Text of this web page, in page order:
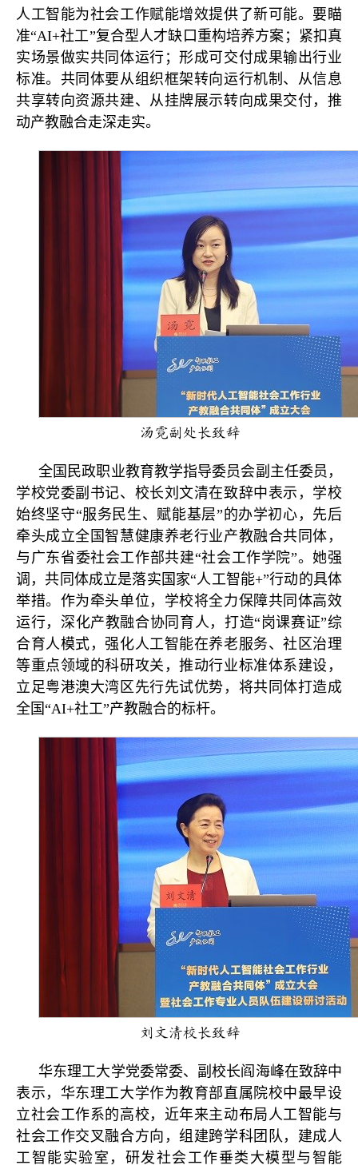
人工智能为社会工作赋能增效提供了新可能。要瞄
准“AI+社工”复合型人才缺口重构培养方案；紧扣真
实场景做实共同体运行；形成可交付成果输出行业
标准。共同体要从组织框架转向运行机制、从信息
共享转向资源共建、从挂牌展示转向成果交付，推
动产教融合走深走实。
汤霓副处长致辞
全国民政职业教育教学指导委员会副主任委员，
学校党委副书记、校长刘文清在致辞中表示，学校
始终坚守“服务民生、赋能基层”的办学初心，先后
牵头成立全国智慧健康养老行业产教融合共同体，
与广东省委社会工作部共建“社会工作学院”。她强
调，共同体成立是落实国家“人工智能+”行动的具体
举措。作为牵头单位，学校将全力保障共同体高效
运行，深化产教融合协同育人，打造“岗课赛证”综
合育人模式，强化人工智能在养老服务、社区治理
等重点领域的科研攻关，推动行业标准体系建设，
立足粤港澳大湾区先行先试优势，将共同体打造成
全国“AI+社工”产教融合的标杆。
刘文清校长致辞
华东理工大学党委常委、副校长阎海峰在致辞中
表示，华东理工大学作为教育部直属院校中最早设
立社会工作系的高校，近年来主动布局人工智能与
社会工作交叉融合方向，组建跨学科团队，建成人
工智能实验室，研发社会工作垂类大模型与智能